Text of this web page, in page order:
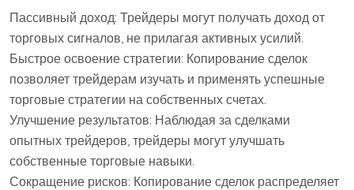
Пассивный доход: Трейдеры могут получать доход от
торговых сигналов, не прилагая активных усилий.
Быстрое освоение стратегии: Копирование сделок
позволяет трейдерам изучать и применять успешные
торговые стратегии на собственных счетах.
Улучшение результатов: Наблюдая за сделками
опытных трейдеров, трейдеры могут улучшать
собственные торговые навыки.
Сокращение рисков: Копирование сделок распределяет